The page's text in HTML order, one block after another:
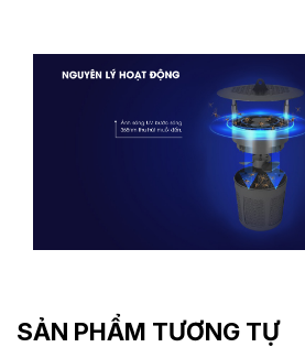
SẢN PHẨM TƯƠNG TỰ